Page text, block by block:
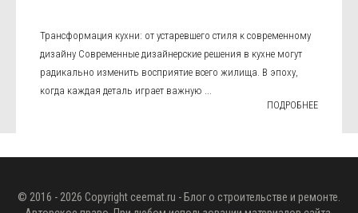
Трансформация кухни: от устаревшего стиля к современному
дизайну Современные дизайнерские решения в кухне могут
радикально изменить восприятие всего жилища. В эпоху,
когда каждая деталь играет важную ...
ПОДРОБНЕЕ
© 2016 - 2026 Copyright ceemat.ru - Блог о строительстве и ремонте.